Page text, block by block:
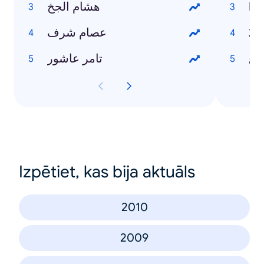
هشام الجخ
عصام شرف
تامر عاشور
Izpētiet, kas bija aktuāls
2010
2009